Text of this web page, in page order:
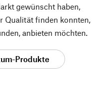
gewünscht haben,
Qualität finden konnten,
anbieten möchten.
Produkte